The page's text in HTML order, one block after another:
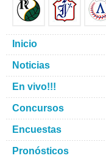
Inicio
Noticias
En vivo!!!
Concursos
Encuestas
Pronósticos